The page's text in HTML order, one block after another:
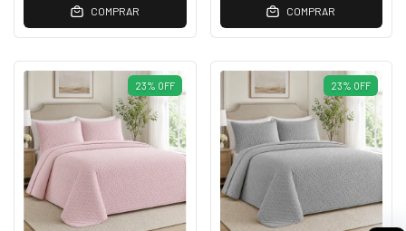
COMPRAR COMPRAR
23% OFF 23% OFF